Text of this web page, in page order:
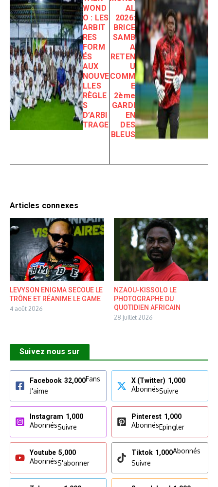
WOND
O : LES
ARBIT
RES
FORM
ÉS
AUX
NOUVE
LLES
RÈGLE
S
D’ARBI
TRAGE
AL
2026:
BRICE
SAMB
A
RETEN
U
COMM
E
2ème
GARDI
EN
DES
BLEUS
Articles connexes
LEVYSON ENIGMA SECOUE LE
TRÔNE ET RÉANIME LE GAME
4 août 2026
NZAOU-KISSOLO LE
PHOTOGRAPHE DU
QUOTIDIEN AFRICAIN
28 juillet 2026
Suivez nous sur
Facebook 32,000Fans
J'aime
X (Twitter) 1,000
AbonnésSuivre
Instagram 1,000
AbonnésSuivre
Pinterest 1,000
AbonnésEpingler
Youtube 5,000
AbonnésS'abonner
Tiktok 1,000Abonnés
Suivre